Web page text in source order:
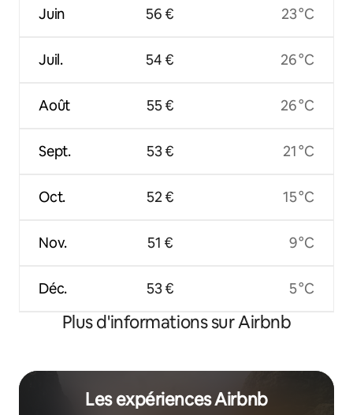
Juin
Juil.
Août
Sept.
Oct.
Nov.
Déc.
56 €
54 €
55 €
53 €
52 €
51 €
53 €
23 °C
26 °C
26 °C
21 °C
15 °C
9 °C
5 °C
Plus d'informations sur Airbnb
Les expériences Airbnb